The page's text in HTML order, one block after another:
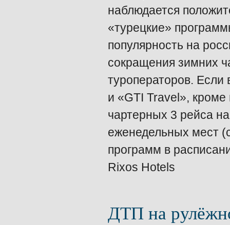
наблюдается
«турецкие»
популярность на
сокращения зимних
туроператоров. Если
и «GTI Travel», кроме
чартерных 3 рейса
еженедельных мест
программ в
Rixos Hotels
ДТП на